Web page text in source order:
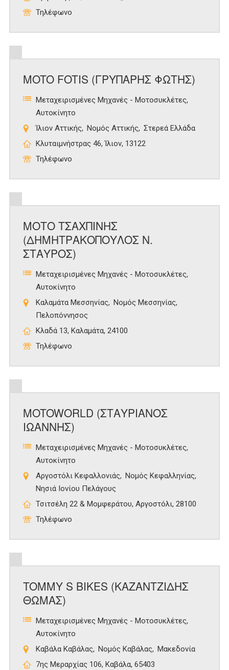
Τηλέφωνο
MOTO FOTIS (ΓΡΥΠΑΡΗΣ ΦΩΤΗΣ)
Μεταχειρισμένες Μηχανές - Μοτοσυκλέτες
Αυτοκίνητο
Ίλιον Αττικής
Νομός Αττικής
Στερεά Ελλάδα
Κλυταιμνήστρας 46, Ίλιον, 13122
Τηλέφωνο
ΜΟΤΟ ΤΣΑΧΠΙΝΗΣ
(ΔΗΜΗΤΡΑΚΟΠΟΥΛΟΣ Ν.
ΣΤΑΥΡΟΣ)
Μεταχειρισμένες Μηχανές - Μοτοσυκλέτες
Αυτοκίνητο
Καλαμάτα Μεσσηνίας
Νομός Μεσσηνίας
Πελοπόννησος
Κλαδά 13, Καλαμάτα, 24100
Τηλέφωνο
MOTOWORLD (ΣΤΑΥΡΙΑΝΟΣ
ΙΩΑΝΝΗΣ)
Μεταχειρισμένες Μηχανές - Μοτοσυκλέτες
Αυτοκίνητο
Αργοστόλι Κεφαλλονιάς
Νομός Κεφαλληνίας
Νησιά Ιονίου Πελάγους
Τσιτσέλη 22 & Μομφεράτου, Αργοστόλι, 28100
Τηλέφωνο
TOMMY S BIKES (ΚΑΖΑΝΤΖΙΔΗΣ
ΘΩΜΑΣ)
Μεταχειρισμένες Μηχανές - Μοτοσυκλέτες
Αυτοκίνητο
Καβάλα Καβάλας
Νομός Καβάλας
Μακεδονία
7ης Μεραρχίας 106, Καβάλα, 65403